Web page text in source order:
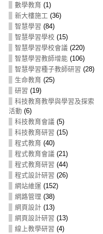
數學教育 (1)
新大樓施工 (36)
智慧學習 (84)
智慧學習學校 (15)
智慧學習學校會議 (220)
智慧學習教師增能(106)
智慧學習種子教師研習 (28)
生命教育 (25)
研習 (19)
科技教育教學與學習及探索
活動 (6)
科技教育會議 (5)
科技教育研習 (15)
程式教育 (40)
程式教育會議 (21)
程式教育研習 (44)
程式設計研習 (26)
網站維運 (152)
網路管理 (38)
網頁設計(13)
網頁設計研習 (13)
線上教學研習 (4)